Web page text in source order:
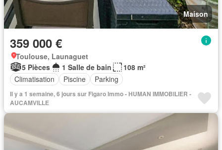
Maison
359 000 €
Toulouse, Launaguet
5 Pièces
1 Salle de bain
108 m²
Climatisation
Piscine Parking
Il y a 1 semaine, 6 jours sur Figaro Immo - HUMAN IMMOBILIER -
AUCAMVILLE